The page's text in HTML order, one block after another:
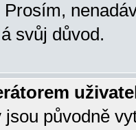
svůj důvod.
původně